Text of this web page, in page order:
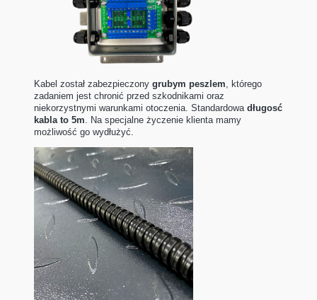
Kabel został zabezpieczony grubym peszlem, którego
zadaniem jest chronić przed szkodnikami oraz
niekorzystnymi warunkami otoczenia. Standardowa długosć
kabla to 5m. Na specjalne życzenie klienta mamy
możliwość go wydłużyć.